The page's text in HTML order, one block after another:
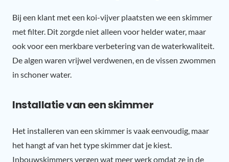
Bij een klant met een koi-vijver plaatsten we een skimmer
met filter. Dit zorgde niet alleen voor helder water, maar
ook voor een merkbare verbetering van de waterkwaliteit.
De algen waren vrijwel verdwenen, en de vissen zwommen
in schoner water.
Installatie van een skimmer
Het installeren van een skimmer is vaak eenvoudig, maar
het hangt af van het type skimmer dat je kiest.
Inbouwskimmers vergen wat meer werk omdat ze in de